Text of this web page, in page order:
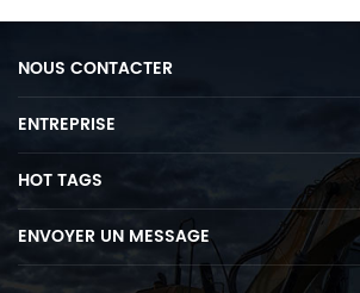
NOUS CONTACTER
ENTREPRISE
HOT TAGS
ENVOYER UN MESSAGE